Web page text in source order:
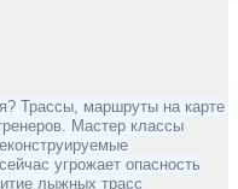
Трассы, маршруты на карте
Мастер классы
угрожает опасность
лыжных трасс